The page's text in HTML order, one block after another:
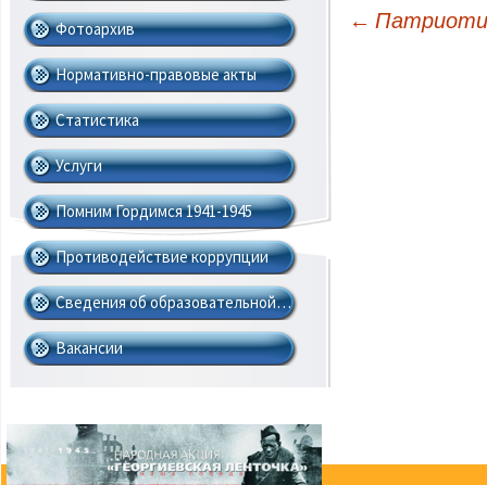
Навигация по записям
←
Фотоархив
Нормативно-правовые акты
Cтатистика
Услуги
Помним Гордимся 1941-1945
Противодействие коррупции
Сведения об образовательной…
Вакансии